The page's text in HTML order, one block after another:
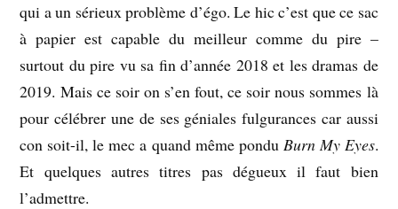
qui a un sérieux problème d’égo. Le hic c’est que ce sac
à papier est capable du meilleur comme du pire –
surtout du pire vu sa fin d’année 2018 et les dramas de
2019. Mais ce soir on s’en fout, ce soir nous sommes là
pour célébrer une de ses géniales fulgurances car aussi
con soit-il, le mec a quand même pondu Burn My Eyes.
Et quelques autres titres pas dégueux il faut bien
l’admettre.